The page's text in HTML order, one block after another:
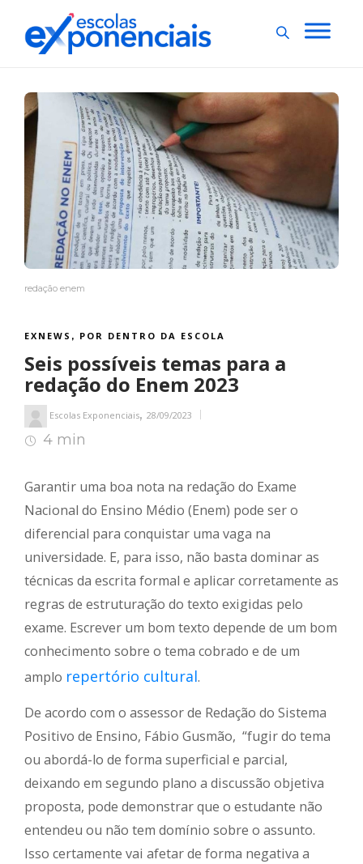
redação enem
EXNEWS , POR DENTRO DA ESCOLA
Seis possíveis temas para a
redação do Enem 2023
Escolas Exponenciais, 28/09/2023
4 min
Garantir uma boa nota na redação do Exame
Nacional do Ensino Médio (Enem) pode ser o
diferencial para conquistar uma vaga na
universidade. E, para isso, não basta dominar as
técnicas da escrita formal e aplicar corretamente as
regras de estruturação do texto exigidas pelo
exame. Escrever um bom texto depende de um bom
conhecimento sobre o tema cobrado e de um
amplo repertório cultural.
De acordo com o assessor de Redação do Sistema
Positivo de Ensino, Fábio Gusmão, “fugir do tema
ou abordá-lo de forma superficial e parcial,
deixando em segundo plano a discussão objetiva
proposta, pode demonstrar que o estudante não
entendeu ou não tem domínio sobre o assunto.
Isso certamente vai afetar de forma negativa a